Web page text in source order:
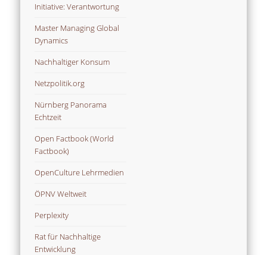
Initiative: Verantwortung
Master Managing Global
Dynamics
Nachhaltiger Konsum
Netzpolitik.org
Nürnberg Panorama
Echtzeit
Open Factbook (World
Factbook)
OpenCulture Lehrmedien
ÖPNV Weltweit
Perplexity
Rat für Nachhaltige
Entwicklung